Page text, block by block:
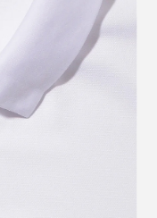
ディラインをきれ
はいえ、きちんと